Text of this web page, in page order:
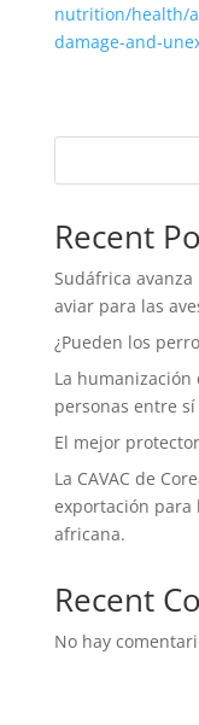
nutrition/health/
damage-and-
Recent
Sudáfrica
aviar para las
¿Pueden los
La humanización
personas entre sí
El mejor
La CAVAC de
exportación para
africana.
Recent
No hay